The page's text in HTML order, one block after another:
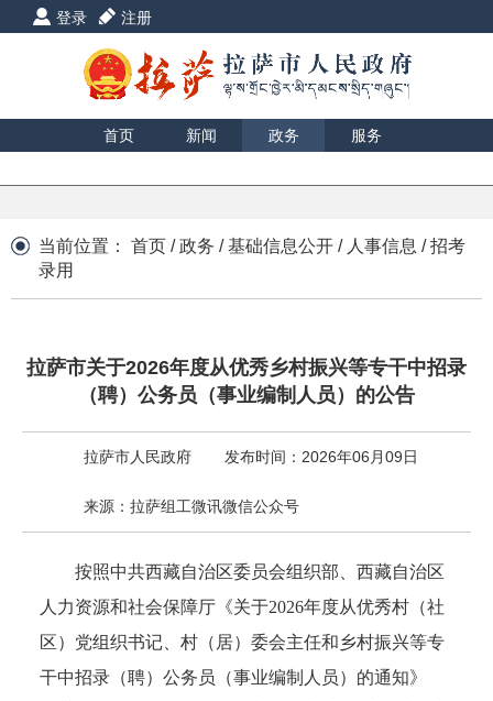
登录 注册
首页 新闻 政务
服务
当前位置： 首页 /政务 /基础信息公开 / 人事信息 /招考
录用
拉萨市关于2026年度从优秀乡村振兴等专干中招录
（聘）公务员（事业编制人员）的公告
拉萨市人民政府 发布时间：2026年06月09日
来源：拉萨组工微讯微信公众号
按照中共西藏自治区委员会组织部、西藏自治区
人力资源和社会保障厅《关于2026年度从优秀村（社
区）党组织书记、村（居）委会主任和乡村振兴等专
干中招录（聘）公务员（事业编制人员）的通知》